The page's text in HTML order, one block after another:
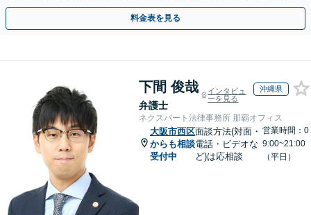
金・慰謝料請求／保険会社との交渉など【初回相談無料】
料金表を見る
下間 俊哉
弁護士
インタビュ
ーを見る
沖縄県
ネクスパート法律事務所 那覇オフィス
大阪市西区
からも相談
受付中
面談方法(対面・
電話・ビデオな
ど)は応相談
営業時間：0
9:00~21:00
（平日）